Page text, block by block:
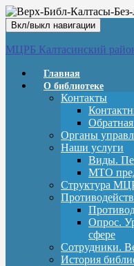
Вкл/выкл навигации
МЦРБ Калтасинский
Главная
О библиотеке
Контакты
Обратная
Органы
Наши услуги
Виды.
МТО
Структура
Опрос.
сфере
Сотрудники.
История